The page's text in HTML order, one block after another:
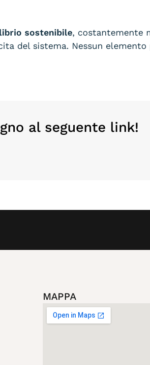
sostenibile, costantemente
del sistema. Nessun elemento
al seguente link!
MAPPA